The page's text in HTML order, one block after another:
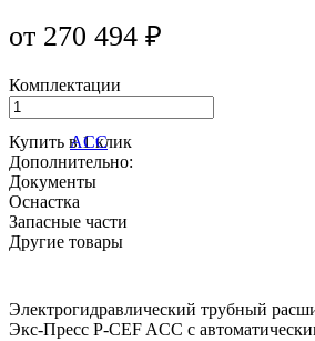
от 270 494 ₽
Комплектации
Купить в 1 клик
Дополнительно:
Документы
Оснастка
Запасные части
Другие товары
Электрогидравлический трубный
Экс-Пресс P-CEF ACC с